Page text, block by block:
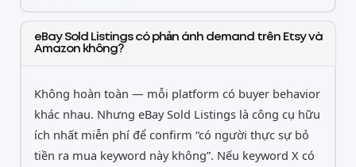
eBay Sold Listings có phản ánh demand trên Etsy và
Amazon không?
Không hoàn toàn — mỗi platform có buyer behavior
khác nhau. Nhưng eBay Sold Listings là công cụ hữu
ích nhất miễn phí để confirm “có người thực sự bỏ
tiền ra mua keyword này không”. Nếu keyword X có